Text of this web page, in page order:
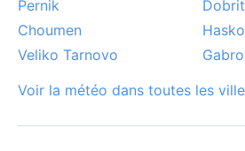
Pernik
Choumen
Veliko Tarnovo
Voir la météo dans toutes les